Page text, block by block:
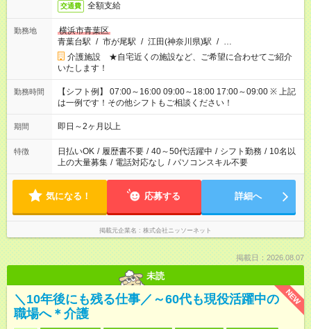
交通費 全額支給
勤務地
横浜市青葉区
青葉台駅 / 市が尾駅 / 江田(神奈川県)駅 / …
介護施設 ★自宅近くの施設など、ご希望に合わせてご紹介
いたします！
勤務時間
【シフト例】 07:00～16:00 09:00～18:00 17:00～09:00 ※ 上記
は一例です！その他シフトもご相談ください！
期間 即日～2ヶ月以上
特徴 日払いOK / 履歴書不要 / 40～50代活躍中 / シフト勤務 / 10名以
上の大量募集 / 電話対応なし / パソコンスキル不要
気になる！ 応募する 詳細へ
掲載元企業名 株式会社ニッソーネット
掲載日：2026.08.07
未読
NEW
＼10年後にも残る仕事／～60代も現役活躍中の
職場へ＊介護